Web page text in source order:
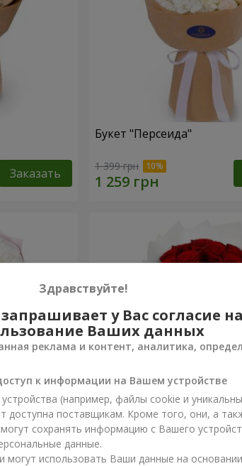
Заказать
Букет "Персеида"
1 399 грн
Заказать
Монобукет из 11 красных
1 374 грн
Здравствуйте!
у Вас согласие на
Ваших данных
реклама и контент, аналитика,
к информации на Вашем устройстве
(например, файлы cookie и
доступна поставщикам. Кроме того, они, а
сохранять информацию с Вашего
данные.
могут использовать Ваши данные на основании